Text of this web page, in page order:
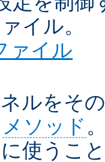
イル。
ァイル
ルをそ
メソッド
使うこ